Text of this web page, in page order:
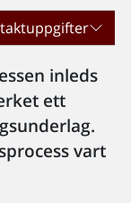
inleds
ett
vart